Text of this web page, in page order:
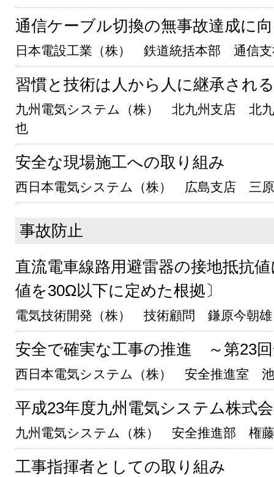
通信ケーブル切換の無事故達成に
日本電設工業（株） 鉄道統括本部 通
習慣と技術は人から人に継承される
九州電気システム（株） 北九州支店 北
也
安全な現場施工への取り組み
西日本電気システム（株） 広島支店 三
事故防止
直流電車線路用避雷器の接地抵抗
値を30Ω以下に定めた根拠〕
電気技術開発（株） 技術顧問 鎌原今朝雄
安全で確実な工事の推進 ～第23
西日本電気システム（株） 安全推進室
平成23年度九州電気システム株式
九州電気システム（株） 安全推進部 権
工事指揮者としての取り組み